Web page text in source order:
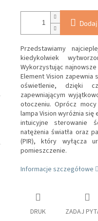
Przedstawiamy
kiedykolwiek
Wykorzystując
Element Vision zapewnia
oświetlenie, dzięki
zapewniającym
otoczeniu. Oprócz
lampa Vision wyróżnia
intuicyjne sterowanie
natężenia światła oraz
(PIR), który wyłącza
pomieszczenie.
Informacje szczegółowe
DRUK ZADAJ